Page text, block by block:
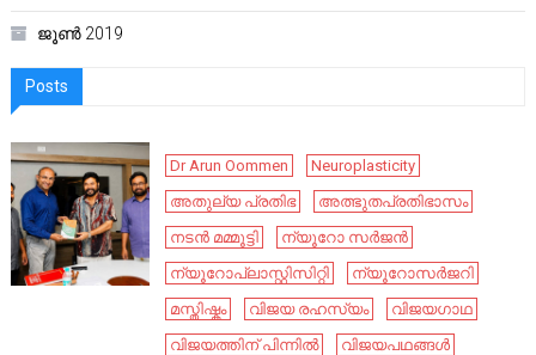
ജൂൺ 2019
Posts
Dr Arun Oommen
Neuroplasticity
അതുല്യ പ്രതിഭ
അത്ഭുതപ്രതിഭാസം
നടൻ മമ്മൂട്ടി
ന്യൂറോ സർജൻ
ന്യൂറോപ്ലാസ്റ്റിസിറ്റി
ന്യൂറോസർജറി
മസ്തിഷ്കം
വിജയ രഹസ്യം
വിജയഗാഥ
വിജയത്തിന് പിന്നിൽ
വിജയപഥങ്ങൾ